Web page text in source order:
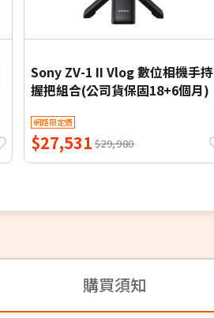
Sony ZV-1 II Vlog 數位相機手持
握把組合(公司貨保固18+6個月)
網路限定價
$27,531$29,980
購買須知